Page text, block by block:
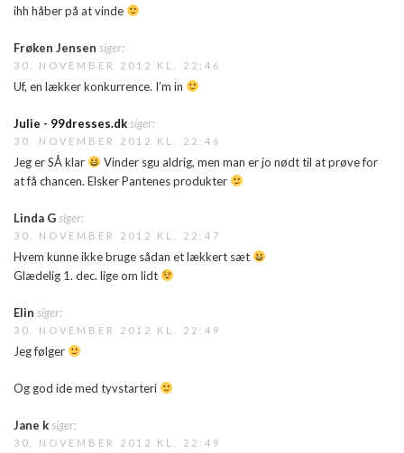
ihh håber på at vinde
Frøken Jensen siger:
30. NOVEMBER 2012 KL. 22:46
Uf, en lækker konkurrence. I’m in
Julie - 99dresses.dksiger:
30. NOVEMBER 2012 KL. 22:46
Jeg er SÅ klar
Vinder sgu aldrig, men man er jo nødt til at prøve for
at få chancen. Elsker Pantenes produkter
Linda Gsiger:
30. NOVEMBER 2012 KL. 22:47
Hvem kunne ikke bruge sådan et lækkert sæt
Glædelig 1. dec. lige om lidt
Elin siger:
30. NOVEMBER 2012 KL. 22:49
Jeg følger
Og god ide med tyvstarteri
Jane ksiger:
30. NOVEMBER 2012 KL. 22:49